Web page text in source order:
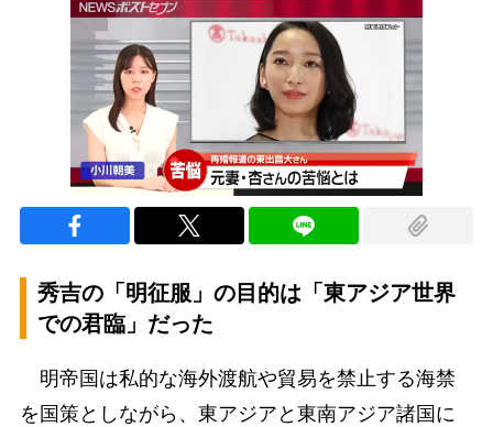
秀吉の「明征服」の目的は「東アジア世界
での君臨」だった
明帝国は私的な海外渡航や貿易を禁止する海禁
を国策としながら、東アジアと東南アジア諸国に